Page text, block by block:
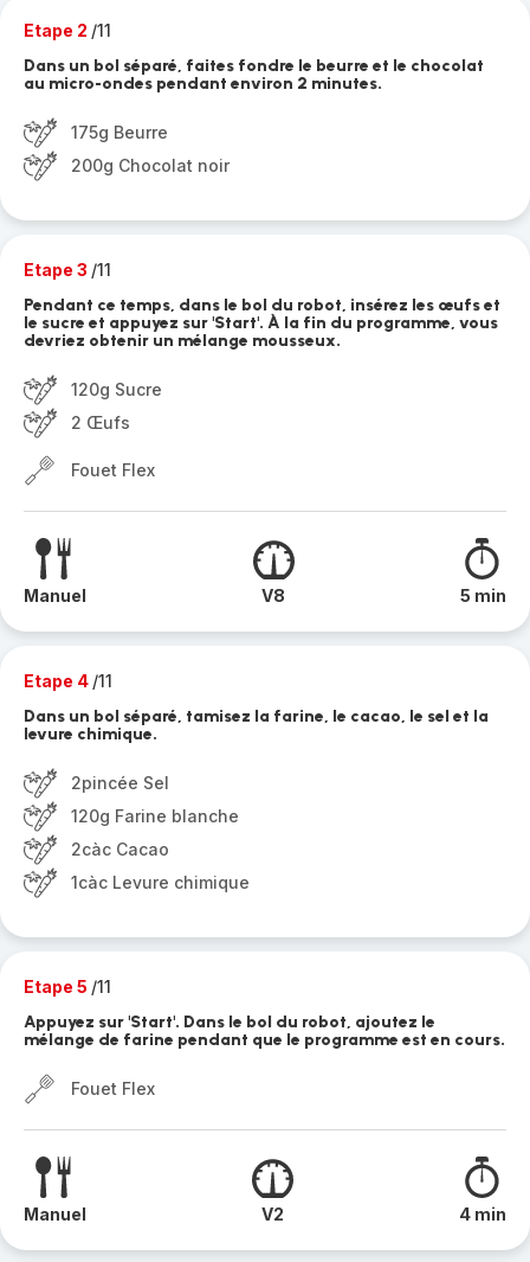
Etape 2 /11
Dans un bol séparé, faites fondre le beurre et le chocolat
au micro-ondes pendant environ 2 minutes.
175g Beurre
200g Chocolat noir
Etape 3 /11
Pendant ce temps, dans le bol du robot, insérez les œufs et
le sucre et appuyez sur 'Start'. À la fin du programme, vous
devriez obtenir un mélange mousseux.
120g Sucre
2 Œufs
Fouet Flex
Manuel V8 5 min
Etape 4 /11
Dans un bol séparé, tamisez la farine, le cacao, le sel et la
levure chimique.
2pincée Sel
120g Farine blanche
2càc Cacao
1càc Levure chimique
Etape 5 /11
Appuyez sur 'Start'. Dans le bol du robot, ajoutez le
mélange de farine pendant que le programme est en cours.
Fouet Flex
Manuel V2 4 min